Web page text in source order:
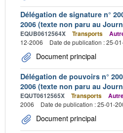
Délégation de signature n°
2006 (texte non paru au
EQUB0612564X Transports
12-2006
Date de publication : 25-
Document principal
Délégation de pouvoirs n°
2006 (texte non paru au
EQUT0612565X Transports
2006
Date de publication : 25-01-
Document principal